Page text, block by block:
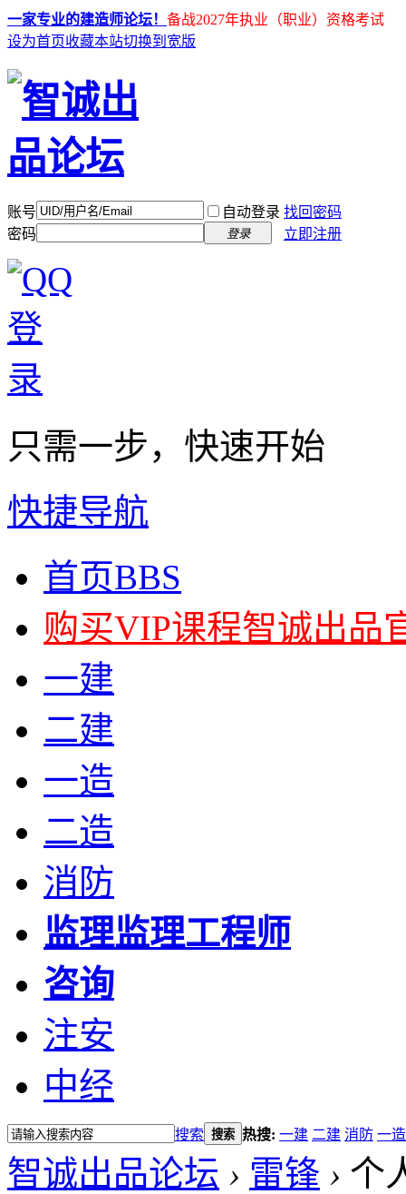
一家专业的建造师论坛！ 备战2027年执业（职业）资格考试
设为首页收藏本站切换到宽版
账号 自动登录 找回密码
密码
登录 立即注册
只需一步，快速开始
快捷导航
首页BBS
购买VIP课程智诚出品
一建
二建
一造
二造
消防
监理监理工程师
咨询
注安
中经
搜索 搜索 热搜: 一建 二建 消防 一造
智诚出品论坛 › 雷锋 › 个